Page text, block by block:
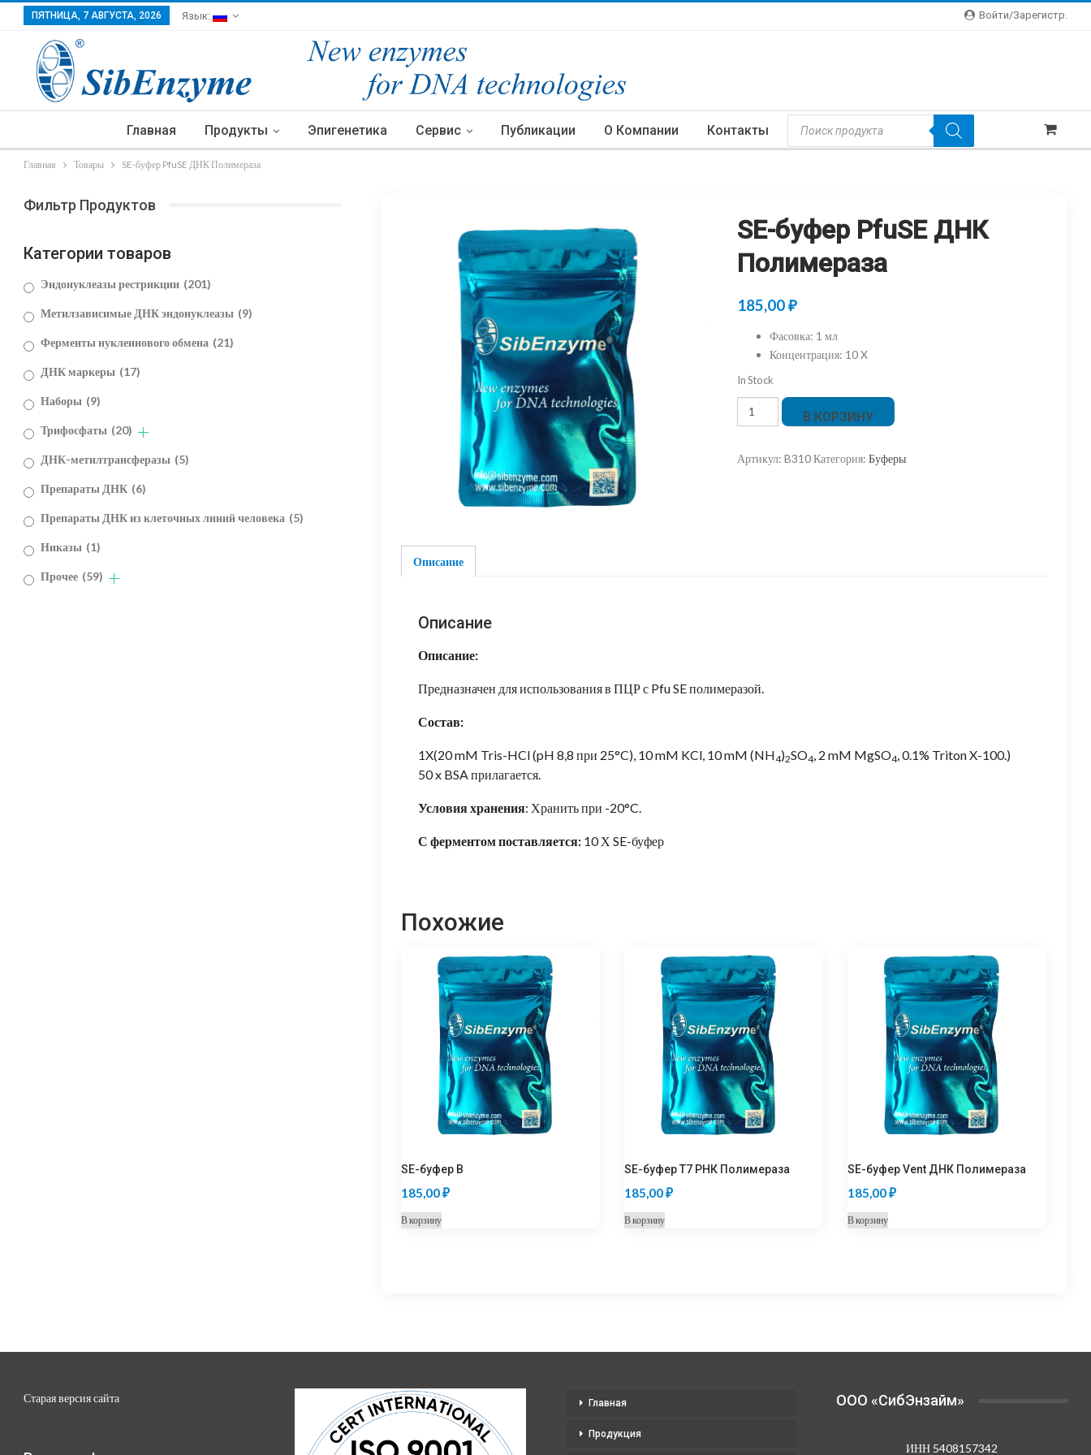
Войти/зарегистр.
ПЯТНИЦА, 7 АВГУСТА, 2026 Язык:
Главная Продукты Эпигенетика Сервис Публикации О Компании Контакты
Поиск
Товаров
Главная Товары SE-буфер PfuSE ДНК Полимераза
SE-буфер PfuSE ДНК
Полимераза
185,00₽
Фасовка: 1 мл
Концентрация: 10 X
In Stock
Количество
товара
буфер
В КОРЗИНУ
Артикул:B310Категория:Буферы
Описание
Описание
Описание:
Предназначен для использования в ПЦР с Pfu SE полимеразой.
Состав:
1X(20 mM Tris-HCl (pH 8,8 при 25°C), 10 mM KCl, 10 mM (NH4)2SO4, 2 mM MgSO4, 0.1% Triton X-100.)
50 x BSA прилагается.
Условия хранения: Хранить при -20°C.
С ферментом поставляется: 10 Х SE-буфер
Похожие
SE-буфер B
185,00₽
В корзину
SE-буфер T7 РНК Полимераза
185,00₽
В корзину
SE-буфер Vent ДНК Полимераза
185,00₽
В корзину
Фильтр Продуктов
Категории товаров
Эндонуклеазы рестрикции (201)
Метилзависимые ДНК эндонуклеазы (9)
Ферменты нуклеинового обмена (21)
ДНК маркеры (17)
Наборы (9)
Трифосфаты (20)
ДНК-метилтрансферазы (5)
Препараты ДНК (6)
Препараты ДНК из клеточных линий человека (5)
Никазы (1)
Прочее (59)
Старая версия сайта Главная
Продукция
OOO «СибЭнзайм»
ИНН 5408157342